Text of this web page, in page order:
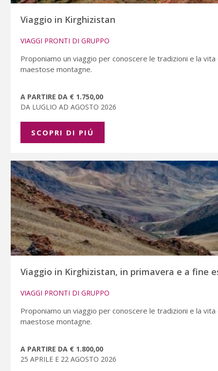
Viaggio in Kirghizistan
VIAGGI PRONTI DI GRUPPO
Proponiamo un viaggio per conoscere le tradizioni e la
maestose montagne.
A PARTIRE DA € 1.750,00
DA LUGLIO AD AGOSTO 2026
SCOPRI DI PIÚ
Viaggio in Kirghizistan, in primavera e a fine
VIAGGI PRONTI DI GRUPPO
Proponiamo un viaggio per conoscere le tradizioni e la
maestose montagne.
A PARTIRE DA € 1.800,00
25 APRILE E 22 AGOSTO 2026